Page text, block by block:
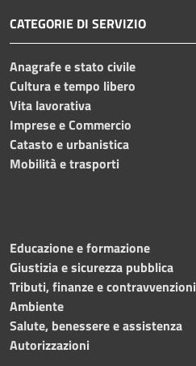
CATEGORIE DI SERVIZIO
Anagrafe e stato civile
Cultura e tempo libero
Vita lavorativa
Imprese e Commercio
Catasto e urbanistica
Mobilità e trasporti
Educazione e formazione
Giustizia e sicurezza pubblica
Tributi, finanze e contravvenzioni
Ambiente
Salute, benessere e assistenza
Autorizzazioni